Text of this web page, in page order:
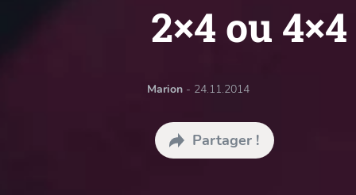
2×4 ou 4×4
Marion - 24.11.2014
Partager !